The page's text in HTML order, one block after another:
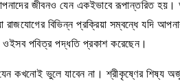
আপনাদের জীবনও যেন একইভাবে রূপান্তরিত
রাজযোগের বিভিন্ন প্রক্রিয়া সম্বন্ধে যদি
ওইসব পবিত্র পদ্ধতি প্রকাশ করেছেন।
কখনোই ভুলে যাবেন না। শ্রীকৃষ্ণের শিষ্য